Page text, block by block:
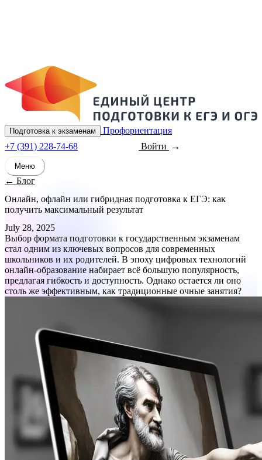
Подготовка к экзаменам
Профориентация
+7 (391) 228-74-68
Войти
Меню
← Блог
Онлайн, офлайн или гибридная подготовка к ЕГЭ: как
получить максимальный результат
July 28, 2025
Выбор формата подготовки к государственным экзаменам
стал одним из ключевых вопросов для современных
школьников и их родителей. В эпоху цифровых технологий
онлайн-образование набирает всё большую популярность,
предлагая гибкость и доступность. Однако остается ли оно
столь же эффективным, как традиционные очные занятия?